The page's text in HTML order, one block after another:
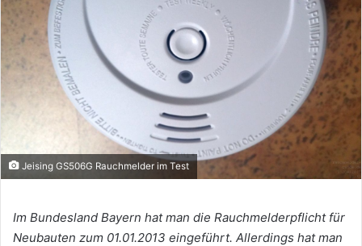
Jeising GS506G Rauchmelder im Test
Im Bundesland Bayern hat man die Rauchmelderpflicht für
Neubauten zum 01.01.2013 eingeführt. Allerdings hat man